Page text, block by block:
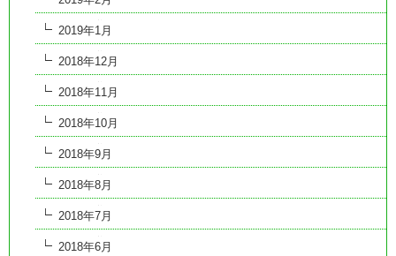
2019年1月
2018年12月
2018年11月
2018年10月
2018年9月
2018年8月
2018年7月
2018年6月